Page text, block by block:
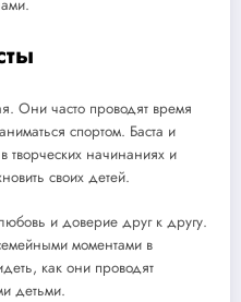
Они часто проводят время
спортом. Баста и
начинаниях и
своих детей.
и доверие друг к другу.
моментами в
как они проводят
детьми.